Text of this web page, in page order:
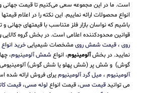
است. ما در این مجموعه سعی می‌کنیم تا قیمت جهانی و
انواع محصولات ارائه نماییم. این نکته را در اعلام
باشیم که نواسان بازار فلز متناسب با قیمتهای جهانی
قوانین محدودکننده اعلامی است. در بخش گروه کالایی
روی ، قیمت شمش رویمشخصات شیمیاییخرید
نمایید. در بخشآلومینیوم، انواع شمش آلومینیوم،
گوش) و شش پر (شش پهلو یا شش گوش)
آلومینیوم ، میل گرد آلومینیومیرای فروش ارائه
می توانیدقیمت مس، قیمت انواع لوله مسی، قیمت